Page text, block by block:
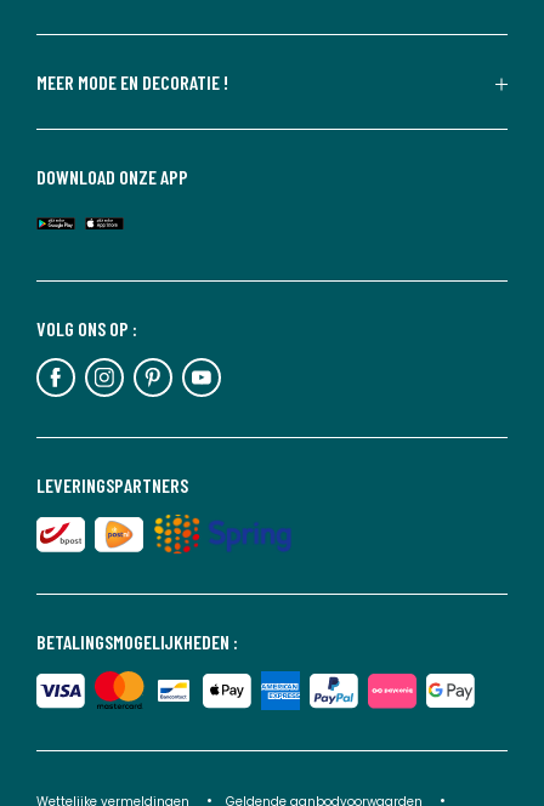
MEER MODE EN DECORATIE !
BETALINGSMOGELIJKHEDEN :
LEVERINGSPARTNERS
VOLG ONS OP :
DOWNLOAD ONZE APP
Wettelijke vermeldingen Geldende aanbodvoorwaarden